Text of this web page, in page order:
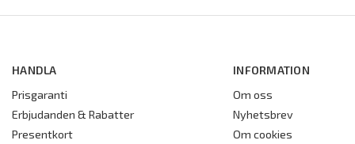
HANDLA
Prisgaranti
Erbjudanden & Rabatter
Presentkort
INFORMATION
Om oss
Nyhetsbrev
Om cookies